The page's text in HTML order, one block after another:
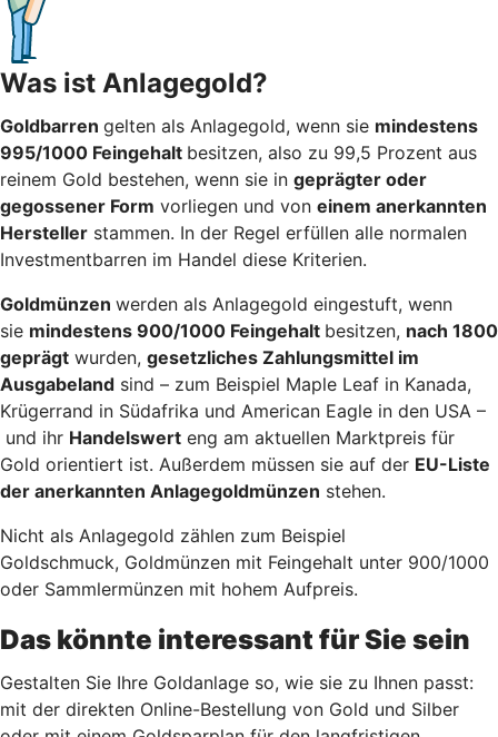
Was ist Anlagegold?
Goldbarren gelten als Anlagegold, wenn sie mindestens
995/1000 Feingehalt besitzen, also zu 99,5 Prozent aus
reinem Gold bestehen, wenn sie in geprägter oder
gegossener Form vorliegen und von einem anerkannten
Hersteller stammen. In der Regel erfüllen alle normalen
Investmentbarren im Handel diese Kriterien.
Goldmünzen werden als Anlagegold eingestuft, wenn
sie mindestens 900/1000 Feingehalt besitzen, nach 1800
geprägt wurden, gesetzliches Zahlungsmittel im
Ausgabeland sind – zum Beispiel Maple Leaf in Kanada,
Krügerrand in Südafrika und American Eagle in den USA –
und ihr Handelswert eng am aktuellen Marktpreis für
Gold orientiert ist. Außerdem müssen sie auf der EU-Liste
der anerkannten Anlagegoldmünzen stehen.
Nicht als Anlagegold zählen zum Beispiel
Goldschmuck, Goldmünzen mit Feingehalt unter 900/1000
oder Sammlermünzen mit hohem Aufpreis.
Das könnte interessant für Sie sein
Gestalten Sie Ihre Goldanlage so, wie sie zu Ihnen passt:
mit der direkten Online-Bestellung von Gold und Silber